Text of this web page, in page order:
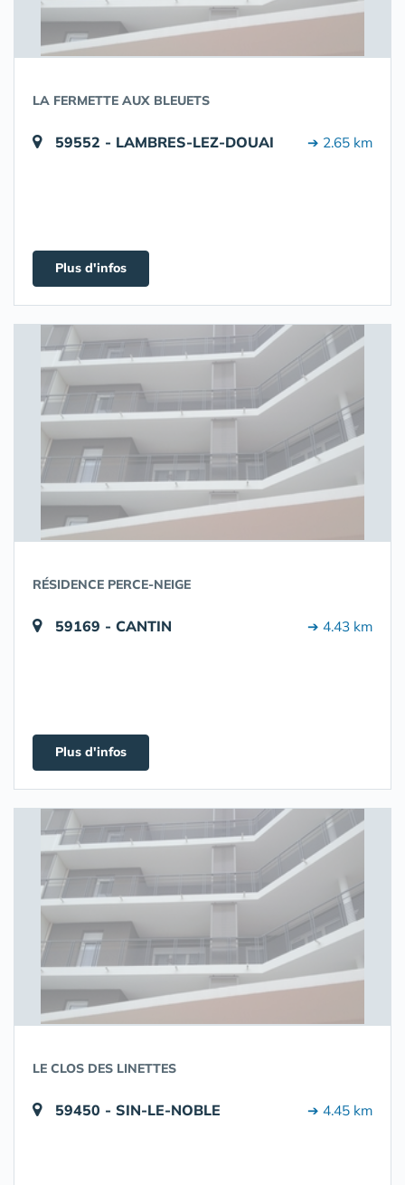
LA FERMETTE AUX BLEUETS
59552 - LAMBRES-LEZ-DOUAI ➔ 2.65 km
Plus d'infos
RÉSIDENCE PERCE-NEIGE
59169 - CANTIN ➔ 4.43 km
Plus d'infos
LE CLOS DES LINETTES
59450 - SIN-LE-NOBLE ➔ 4.45 km